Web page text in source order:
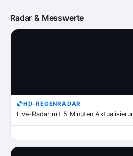
Radar & Messwerte
HD-REGENRADAR
Live-Radar mit 5 Minuten